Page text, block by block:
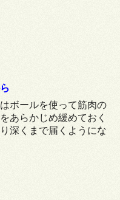
ボールを使って筋肉の
あらかじめ緩めておく
深くまで届くようにな